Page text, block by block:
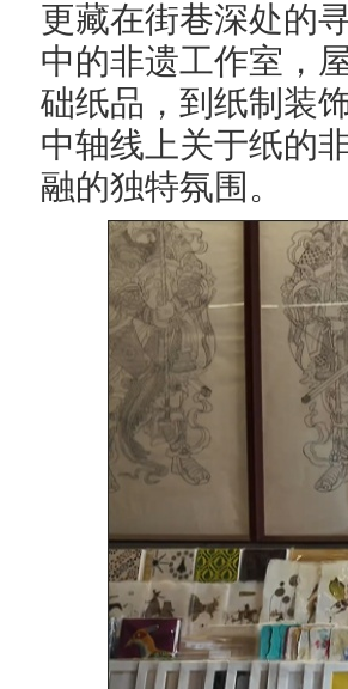
更藏在街巷深处的
中的非遗工作室 ，
础纸品，到纸制装
中轴线上关于纸的
融的独特氛围。